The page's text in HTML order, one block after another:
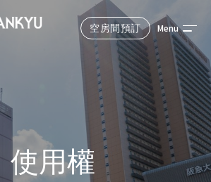
空房間預訂 Menu
Reserve
從官方網站預訂最划算！
使用權